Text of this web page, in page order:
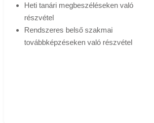
Heti tanári megbeszéléseken való
részvétel
Rendszeres belső szakmai
továbbképzéseken való részvétel